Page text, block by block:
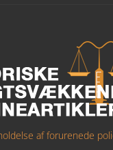
af forurenede